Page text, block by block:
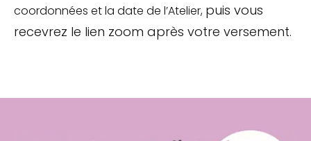
coordonnées et la date de l’Atelier, puis vous
recevrez le lien zoom après votre versement.